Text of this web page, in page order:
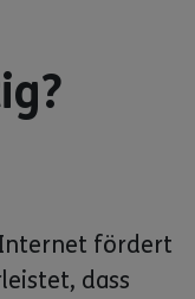
fördert
dass